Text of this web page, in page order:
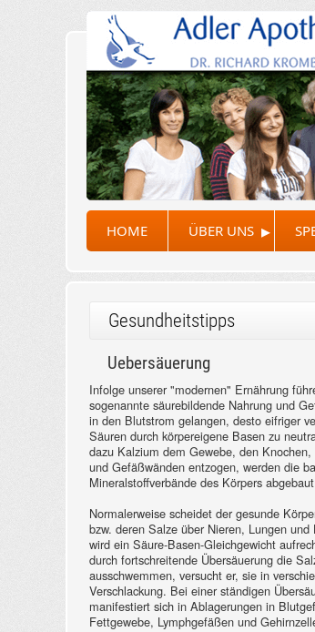
HOME ÜBER UNS ▸
Gesundheitstipps
Uebersäuerung
Infolge unserer "modernen" Ernährung
sogenannte säurebildende Nahrung und
in den Blutstrom gelangen, desto eifriger
Säuren durch körpereigene Basen zu
dazu Kalzium dem Gewebe, den
und Gefäßwänden entzogen, werden die
Mineralstoffverbände des Körpers
Normalerweise scheidet der gesunde
bzw. deren Salze über Nieren, Lungen
wird ein Säure-Basen-Gleichgewicht
durch fortschreitende Übersäuerung die
ausschwemmen, versucht er, sie in
Verschlackung. Bei einer ständigen
manifestiert sich in Ablagerungen in
Fettgewebe, Lymphgefäßen und